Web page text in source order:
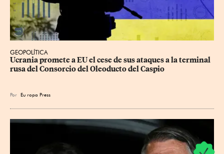
GEOPOLÍTICA
Ucrania promete a EU el cese de sus ataques a la terminal
rusa del Consorcio del Oleoducto del Caspio
Por Eu ropa Press